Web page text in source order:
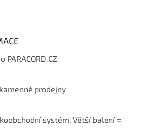
PARACORD.CZ
prodejny
systém. Větší balení =